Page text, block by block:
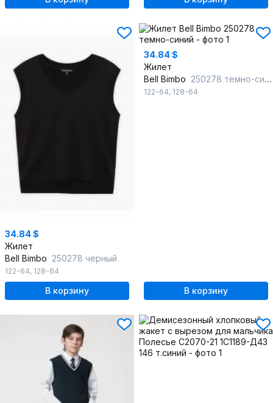
34.84 $
Жилет
Bell Bimbo 250278 черный
122-64, 128-64
В корзину
34.84 $
Жилет
Bell Bimbo 250278 темно-синий
122-64, 128-64
В корзину